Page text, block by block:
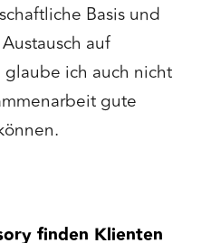
Basis und
auf
ich auch nicht
gute
finden Klienten